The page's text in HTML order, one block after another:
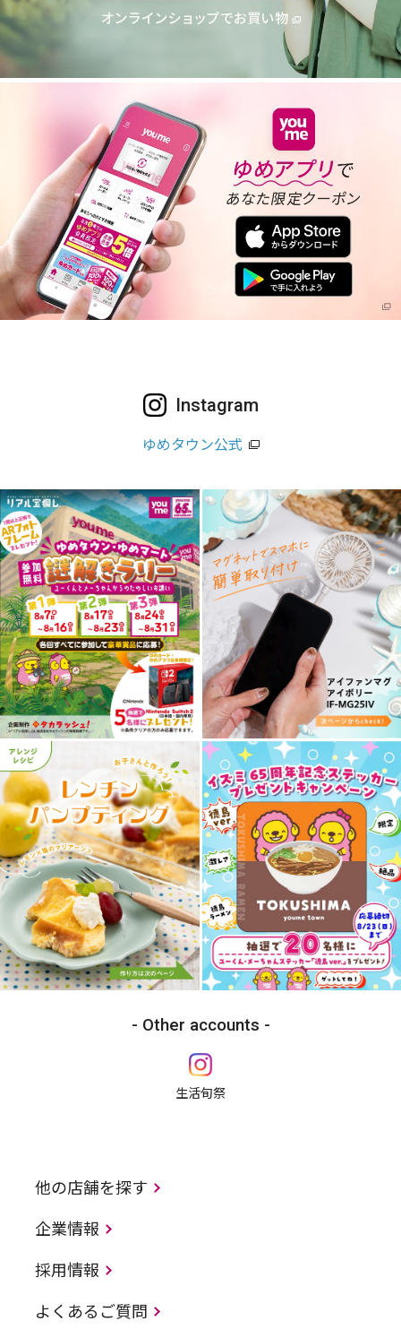
Instagram
ゆめタウン公式
Other accounts
生活旬祭
他の店舗を探す
企業情報
採用情報
よくあるご質問